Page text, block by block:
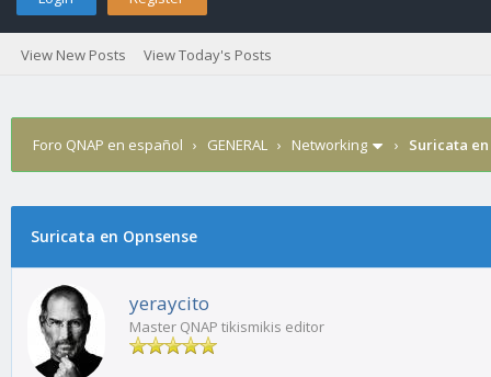
View New Posts View Today's Posts
Foro QNAP en español › GENERAL › Networking › Suricata
Suricata en Opnsense
yeraycito
Master QNAP tikismikis editor